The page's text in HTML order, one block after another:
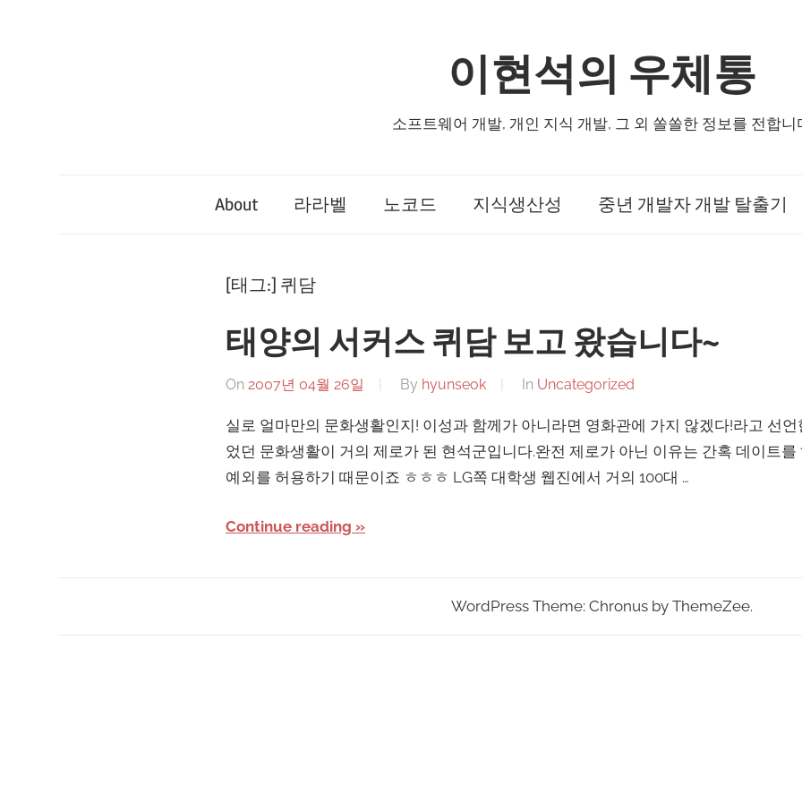
이현석의 우체통
소프트웨어 개발, 개인 지식 개발, 그 외 쏠쏠한 정보를 전합니
About 라라벨 노코드 지식생산성 중년 개발자 개발 탈출기
[태그:] 퀴담
태양의 서커스 퀴담 보고 왔습니다~
On 2007년 04월 26일 By hyunseok In Uncategorized
실로 얼마만의 문화생활인지! 이성과 함께가 아니라면 영화관에 가지 않겠다!라고 선
었던 문화생활이 거의 제로가 된 현석군입니다.완전 제로가 아닌 이유는 간혹 데이트를
예외를 허용하기 때문이죠 ㅎㅎㅎ LG쪽 대학생 웹진에서 거의 100대 …
Continue reading
WordPress Theme: Chronus by ThemeZee.